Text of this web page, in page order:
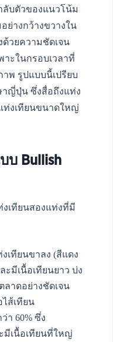
ลับตัวของแนวโน้ม
ย่างกว้างขวางใน
ด้วยความชัดเจน
าะในกรอบเวลาที่
พ รูปแบบนี้เปรียบ
าญี่ปุ่น ซึ่งสื่อถึงแท่ง
ท่งเทียนขนาดใหญ่
บ Bullish
งเทียนสองแท่งที่มี
งเทียนขาลง (สีแดง
มีเนื้อเทียนยาว บ่ง
ลาดอย่างชัดเจน
ส้เทียน
า 60% ซึ่ง
มีเนื้อเทียนที่ใหญ่